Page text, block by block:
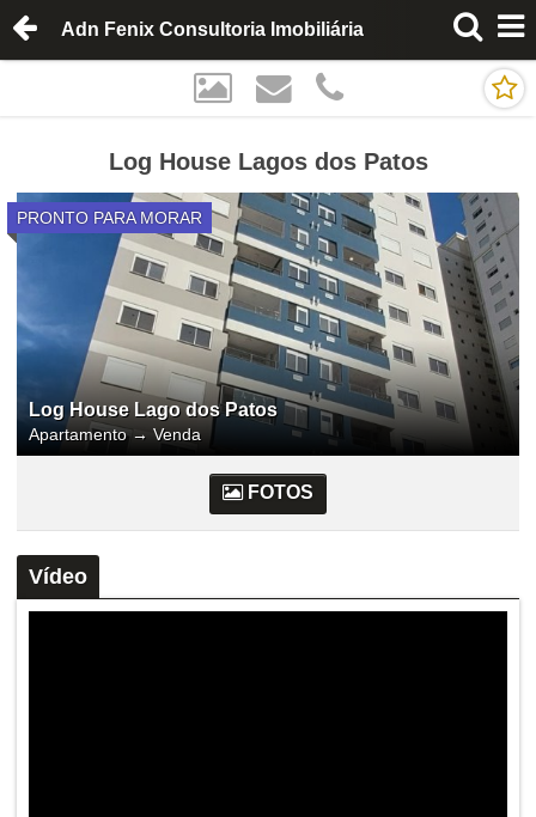
Adn Fenix Consultoria Imobiliária
Log House Lagos dos Patos
PRONTO PARA MORAR
Log House Lago dos Patos
Apartamento→ Venda
FOTOS
Vídeo